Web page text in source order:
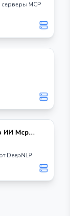
серверы MCP
ИИ Mcp
DeepNLP